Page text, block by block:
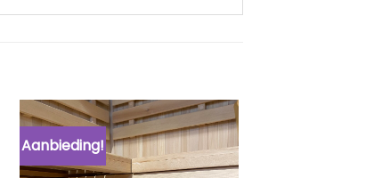
Aanbieding!